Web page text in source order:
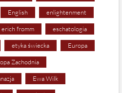
English enlightenment
erich fromm eschatologia
etyka świecka Europa
Zachodnia
Ewa Wilk